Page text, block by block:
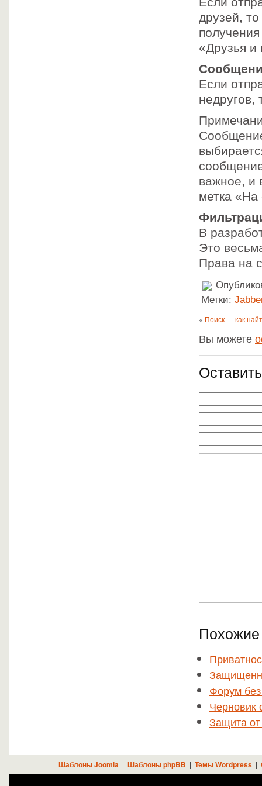
друзей,
«Друзья и
Если
недругов,
важное, и
метка
В
Это
Права на
Метки:
« Поиск — как
Вы можете
Похожие
Форум
Черновик
Защита
Шаблоны Joomla | Шаблоны phpBB | Темы Wordpress|